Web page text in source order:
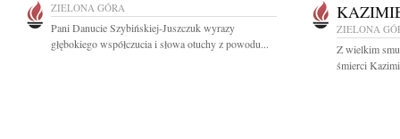
ZIELONA GÓRA
Pani Danucie Szybińskiej-Juszczuk wyrazy
głębokiego współczucia i słowa otuchy z powodu...
ZIELONA
Z wielkim
śmierci